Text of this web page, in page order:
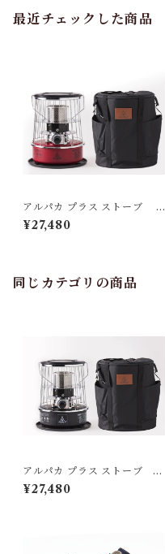
最近チェックした商品
アルパカ プラス ストーブ レ
ッド TS－77NC（専用バッ
グ付）
¥27,480
同じカテゴリの商品
アルパカ プラス ストーブ ブ
ラック TS－77NC（専用バ
ッグ付）
¥27,480